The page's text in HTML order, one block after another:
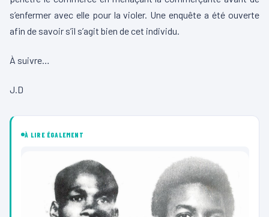
s’enfermer avec elle pour la violer. Une enquête a été ouverte
afin de savoir s’il s’agit bien de cet individu.
À suivre…
J.D
À LIRE ÉGALEMENT